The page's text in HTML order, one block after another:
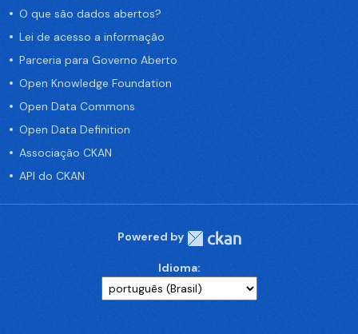
O que são dados abertos?
Lei de acesso a informação
Parceria para Governo Aberto
Open Knowledge Foundation
Open Data Commons
Open Data Definition
Associação CKAN
API do CKAN
Powered by
Idioma